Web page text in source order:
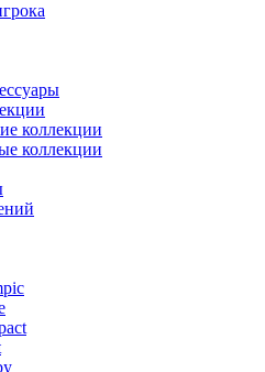
коллекции
коллекции